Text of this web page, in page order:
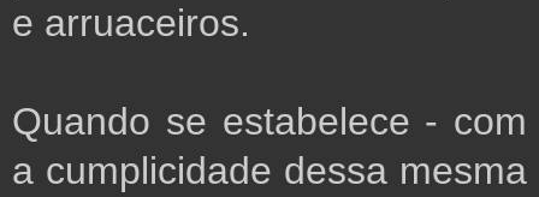
e arruaceiros.
Quando se estabelece - com
a cumplicidade dessa mesma